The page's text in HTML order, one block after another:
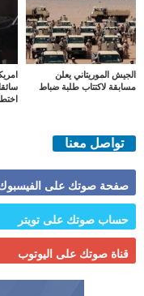
الجيش الموريتاني يعلن
مسابقة لاكتتاب طلبة ضباط
تواصل معنا
صفحة صوتك على
حساب صوتك على تويتر
قناة صوتك على اليوتوب